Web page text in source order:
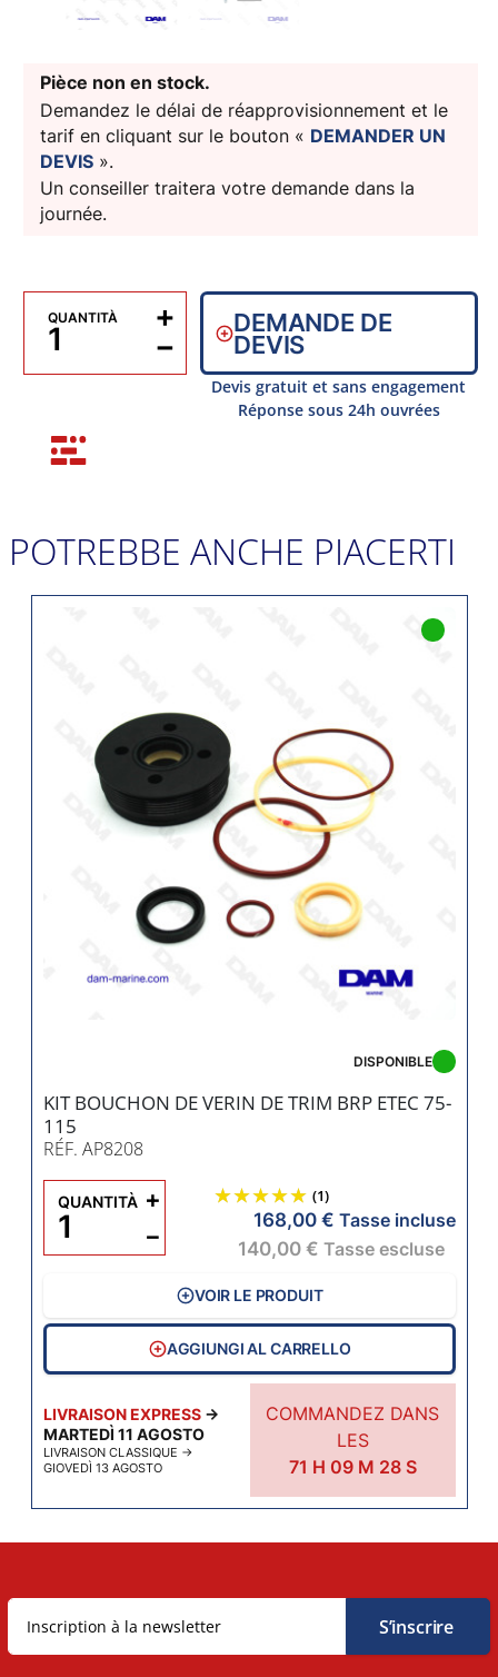
Pièce non en stock.
Demandez le délai de réapprovisionnement et le
tarif en cliquant sur le bouton « DEMANDER UN
DEVIS».
Un conseiller traitera votre demande dans la
journée.
QUANTITÀ
−
+ DEMANDE DE
DEVIS
Devis gratuit et sans engagement
Réponse sous 24h ouvrées
POTREBBE ANCHE PIACERTI
KIT BOUCHON DE VERIN DE TRIM BRP ETEC 75-
115
RÉF. AP8208
LIVRAISON EXPRESS →
MARTEDÌ 11 AGOSTO
LIVRAISON CLASSIQUE →
GIOVEDÌ 13 AGOSTO
COMMANDEZ DANS
LES
71 H 09 M 27S
DISPONIBLE
(1)
168,00 € Tasse incluse
140,00 € Tasse escluse
QUANTITÀ
−
+
VOIR LE PRODUIT
AGGIUNGI AL CARRELLO